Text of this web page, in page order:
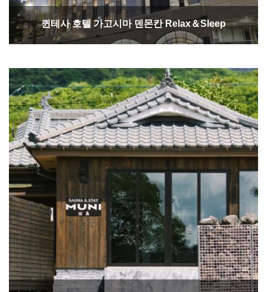
퀸테사 호텔 가고시마 덴몬칸 Relax＆Sleep